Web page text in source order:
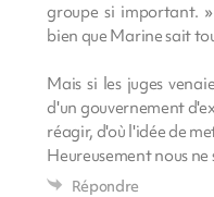
groupe si important.
bien que Marine sait
Mais si les juges
d'un gouvernement
réagir, d'où l'idée de
Heureusement nous
Répondre